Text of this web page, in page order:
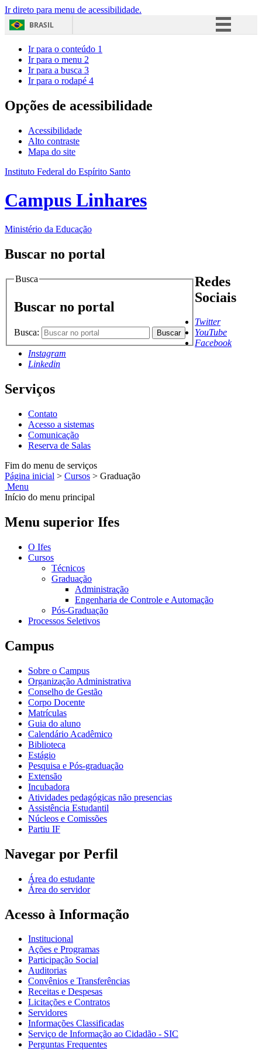
Ir direto para menu de acessibilidade.
BRASIL
Acesso à informação
Ir para o conteúdo 1
Ir para o menu 2
Ir para a busca 3
Ir para o rodapé 4
Opções de acessibilidade
Acessibilidade
Alto contraste
Mapa do site
Instituto Federal do Espírito Santo
Campus Linhares
Ministério da Educação
Buscar no portal
Busca
Buscar no portal
Busca: Buscar
Redes
Sociais
Twitter
YouTube
Facebook
Instagram
Linkedin
Serviços
Contato
Acesso a sistemas
Comunicação
Reserva de Salas
Fim do menu de serviços
Página inicial > Cursos > Graduação
Menu
Início do menu principal
Menu superior Ifes
O Ifes
Cursos
Técnicos
Graduação
Administração
Engenharia de Controle e Automação
Pós-Graduação
Processos Seletivos
Campus
Sobre o Campus
Organização Administrativa
Conselho de Gestão
Corpo Docente
Matrículas
Guia do aluno
Calendário Acadêmico
Biblioteca
Estágio
Pesquisa e Pós-graduação
Extensão
Incubadora
Atividades pedagógicas não presencias
Assistência Estudantil
Núcleos e Comissões
Partiu IF
Navegar por Perfil
Área do estudante
Área do servidor
Acesso à Informação
Institucional
Ações e Programas
Participação Social
Auditorias
Convênios e Transferências
Receitas e Despesas
Licitações e Contratos
Servidores
Informações Classificadas
Serviço de Informação ao Cidadão - SIC
Perguntas Frequentes